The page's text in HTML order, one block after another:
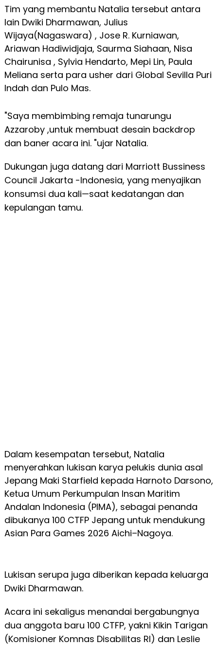
Tim yang membantu Natalia tersebut antara
lain Dwiki Dharmawan, Julius
Wijaya(Nagaswara) , Jose R. Kurniawan,
Ariawan Hadiwidjaja, Saurma Siahaan, Nisa
Chairunisa , Sylvia Hendarto, Mepi Lin, Paula
Meliana serta para usher dari Global Sevilla Puri
Indah dan Pulo Mas.
"Saya membimbing remaja tunarungu
Azzaroby ,untuk membuat desain backdrop
dan baner acara ini. "ujar Natalia.
Dukungan juga datang dari Marriott Bussiness
Council Jakarta -Indonesia, yang menyajikan
konsumsi dua kali—saat kedatangan dan
kepulangan tamu.
Dalam kesempatan tersebut, Natalia
menyerahkan lukisan karya pelukis dunia asal
Jepang Maki Starfield kepada Harnoto Darsono,
Ketua Umum Perkumpulan Insan Maritim
Andalan Indonesia (PIMA), sebagai penanda
dibukanya 100 CTFP Jepang untuk mendukung
Asian Para Games 2026 Aichi–Nagoya.
Lukisan serupa juga diberikan kepada keluarga
Dwiki Dharmawan.
Acara ini sekaligus menandai bergabungnya
dua anggota baru 100 CTFP, yakni Kikin Tarigan
(Komisioner Komnas Disabilitas RI) dan Leslie